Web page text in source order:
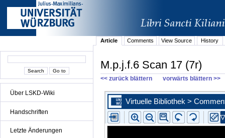
Über LSKD-Wiki
Handschriften
Letzte Änderungen
Article Comments View Source History
M.p.j.f.6 Scan 17 (7r)
<< zurück blättern vorwärts blättern >>